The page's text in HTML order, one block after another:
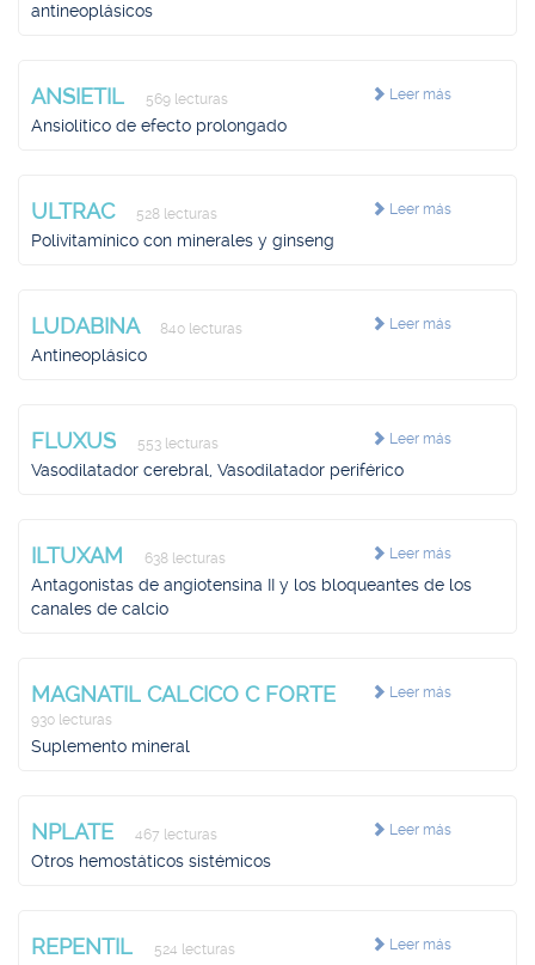
antineoplásicos
Leer más
ANSIETIL 569 lecturas
Ansiolítico de efecto prolongado
Leer más
ULTRAC 528 lecturas
Polivitamínico con minerales y ginseng
Leer más
LUDABINA 840 lecturas
Antineoplásico
Leer más
FLUXUS 553 lecturas
Vasodilatador cerebral, Vasodilatador periférico
Leer más
ILTUXAM 638 lecturas
Antagonistas de angiotensina II y los bloqueantes de los
canales de calcio
Leer más
MAGNATIL CALCICO C FORTE
930 lecturas
Suplemento mineral
Leer más
NPLATE 467 lecturas
Otros hemostáticos sistémicos
Leer más
REPENTIL 524 lecturas